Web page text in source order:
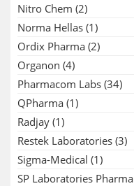
Nitro Chem (2)
Norma Hellas (1)
Ordix Pharma (2)
Organon (4)
Pharmacom Labs (34)
QPharma (1)
Radjay (1)
Restek Laboratories (3)
Sigma-Medical (1)
SP Laboratories Pharma